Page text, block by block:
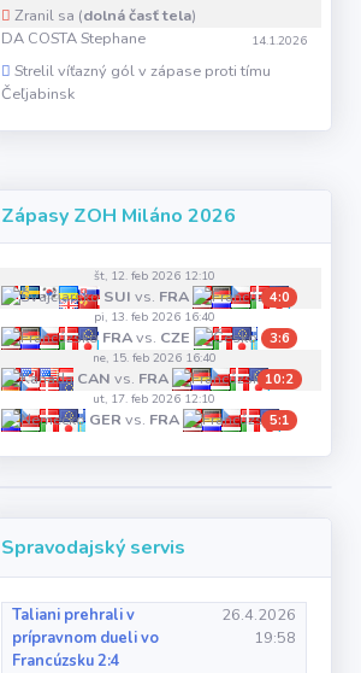
Zranil sa (dolná časť tela)
14.1.2026
DA COSTA Stephane
Strelil víťazný gól v zápase proti tímu
Čeľjabinsk
Zápasy ZOH Miláno 2026
št, 12. feb 2026 12:10
SUI vs. FRA 4:0
pi, 13. feb 2026 16:40
FRAvs. CZE 3:6
ne, 15. feb 2026 16:40
CAN vs. FRA 10:2
ut, 17. feb 2026 12:10
GER vs. FRA 5:1
Spravodajský servis
Taliani prehrali v
prípravnom dueli vo
Francúzsku 2:4
26.4.2026
19:58